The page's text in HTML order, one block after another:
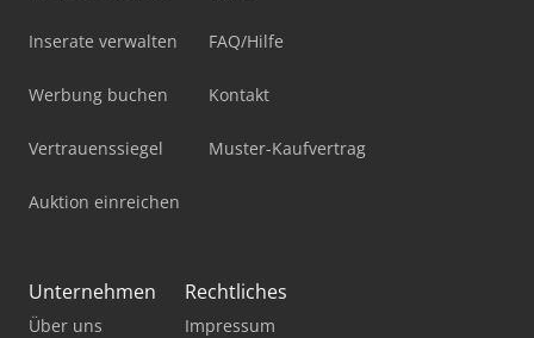
Inserate verwalten
Werbung buchen
Vertrauenssiegel
Auktion einreichen
FAQ/Hilfe
Kontakt
Muster-Kaufvertrag
Unternehmen
Über uns
Rechtliches
Impressum